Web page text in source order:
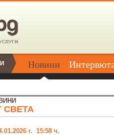
Новини
СВЕТА
г. 15:58 ч.